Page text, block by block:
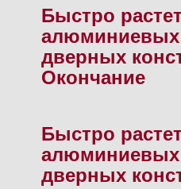
Быстро
дверных
Окончание
Быстро
дверных